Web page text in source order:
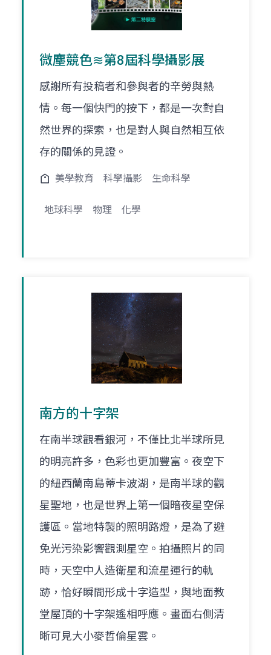
微塵競色≋第8屆科學攝影展
感謝所有投稿者和參與者的辛勞與熱
情。每一個快門的按下，都是一次對自
然世界的探索，也是對人與自然相互依
存的關係的見證。
美學教育 科學攝影 生命科學
地球科學 物理 化學
南方的十字架
在南半球觀看銀河，不僅比北半球所見
的明亮許多，色彩也更加豐富。夜空下
的紐西蘭南島蒂卡波湖，是南半球的觀
星聖地，也是世界上第一個暗夜星空保
護區。當地特製的照明路燈，是為了避
免光污染影響觀測星空。拍攝照片的同
時，天空中人造衛星和流星運行的軌
跡，恰好瞬間形成十字造型，與地面教
堂屋頂的十字架遙相呼應。畫面右側清
晰可見大小麥哲倫星雲。